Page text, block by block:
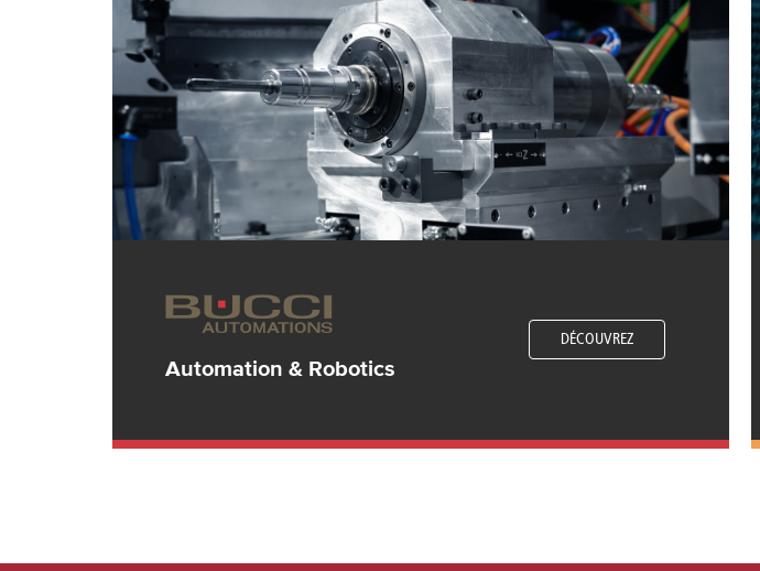
Automation & Robotics
DÉCOUVREZ